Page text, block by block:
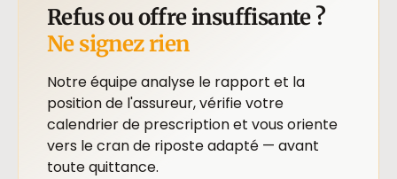
Refus ou offre insuffisante ?
Ne signez rien
Notre équipe analyse le rapport et la
position de l'assureur, vérifie votre
calendrier de prescription et vous oriente
vers le cran de riposte adapté — avant
toute quittance.